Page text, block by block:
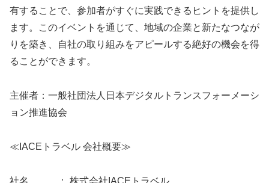
有することで、参加者がすぐに実践できるヒントを提供し
ます。このイベントを通じて、地域の企業と新たなつなが
りを築き、自社の取り組みをアピールする絶好の機会を得
ることができます。
主催者：一般社団法人日本デジタルトランスフォーメーシ
ョン推進協会
≪IACEトラベル 会社概要≫
社名 ： 株式会社IACEトラベル